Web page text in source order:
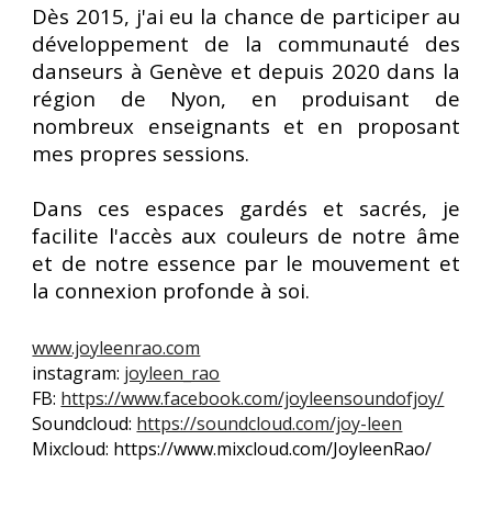
Dès 2015, j'ai eu la chance de participer au
développement de la communauté des
danseurs à Genève et depuis 2020 dans la
région de Nyon, en produisant de
nombreux enseignants et en proposant
mes propres sessions.
Dans ces espaces gardés et sacrés, je
facilite l'accès aux couleurs de notre âme
et de notre essence par le mouvement et
la connexion profonde à soi.
www.joyleenrao.com
instagram: joyleen_rao
FB: https://www.facebook.com/joyleensoundofjoy/
Soundcloud: https://soundcloud.com/joy-leen
Mixcloud: https://www.mixcloud.com/JoyleenRao/